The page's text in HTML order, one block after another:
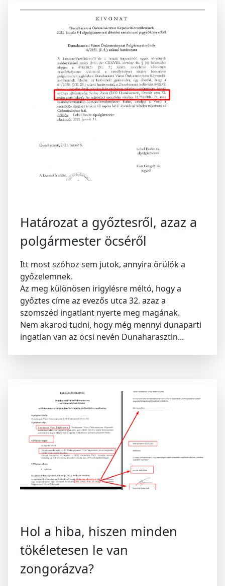
Határozat a győztesről, azaz a
polgármester öcséről
Itt most szóhoz sem jutok, annyira örülök a
győzelemnek.
Az meg különösen irigylésre méltó, hogy a
győztes címe az evezős utca 32. azaz a
szomszéd ingatlant nyerte meg magának.
Nem akarod tudni, hogy még mennyi dunaparti
ingatlan van az öcsi nevén Dunaharasztin...
Hol a hiba, hiszen minden
tökéletesen le van
zongorázva?